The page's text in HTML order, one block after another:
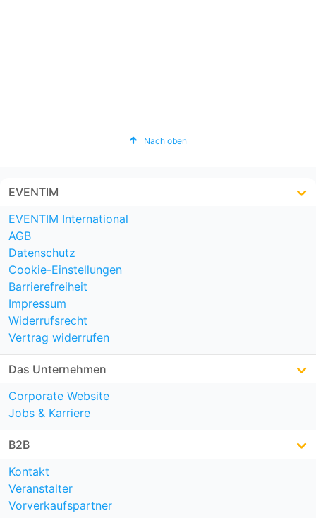
Nach oben
EVENTIM
EVENTIM International
AGB
Datenschutz
Cookie-Einstellungen
Barrierefreiheit
Impressum
Widerrufsrecht
Vertrag widerrufen
Das Unternehmen
Corporate Website
Jobs & Karriere
B2B
Kontakt
Veranstalter
Vorverkaufspartner